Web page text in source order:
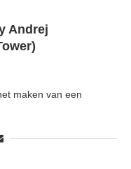
Andrej
maken van een